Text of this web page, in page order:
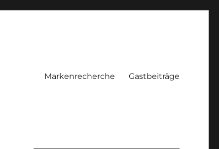
Markenrecherche Gastbeiträge